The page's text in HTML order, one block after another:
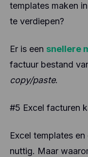
templates maken
te verdiepen?
Er is een snellere
factuur bestand
copy/paste.
#5 Excel facturen
Excel templates
nuttig. Maar